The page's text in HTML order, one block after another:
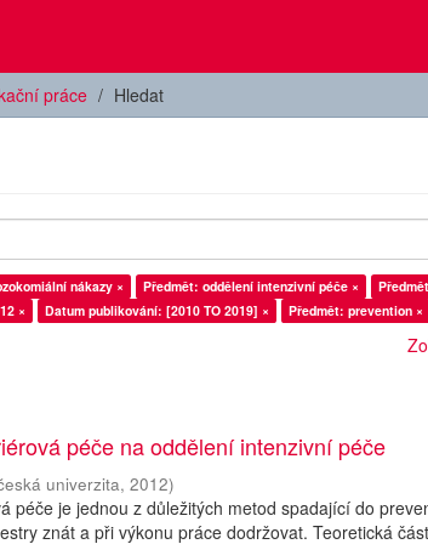
práce Hledat
nákazy × Předmět: oddělení intenzivní péče ×
× Datum publikování: [2010 TO 2019] × Předmět: prevention ×
péče na oddělení intenzivní péče
univerzita,2012)
péče je jednou z důležitých metod spadající do
znát a při výkonu práce dodržovat. Teoretická